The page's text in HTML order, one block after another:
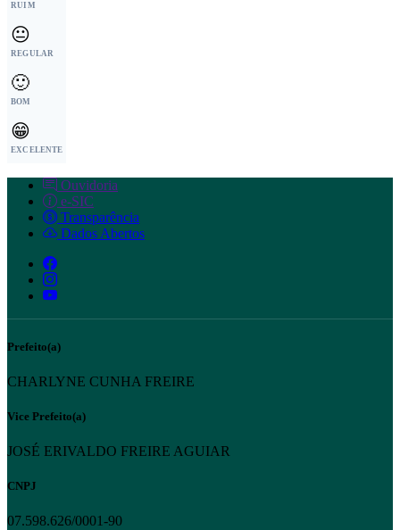
RUIM
😐
REGULAR
🙂
BOM
😁
EXCELENTE
Ouvidoria
e-SIC
Transparência
Dados Abertos
Prefeito(a)
CHARLYNE CUNHA FREIRE
Vice Prefeito(a)
JOSÉ ERIVALDO FREIRE AGUIAR
CNPJ
07.598.626/0001-90